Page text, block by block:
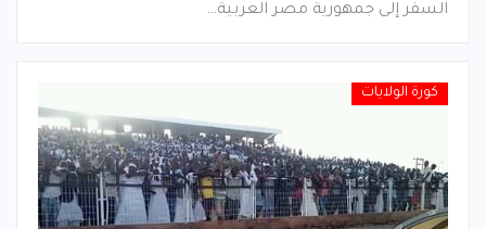
السفر إلى جمهورية مصر العربية…
كورة الولايات